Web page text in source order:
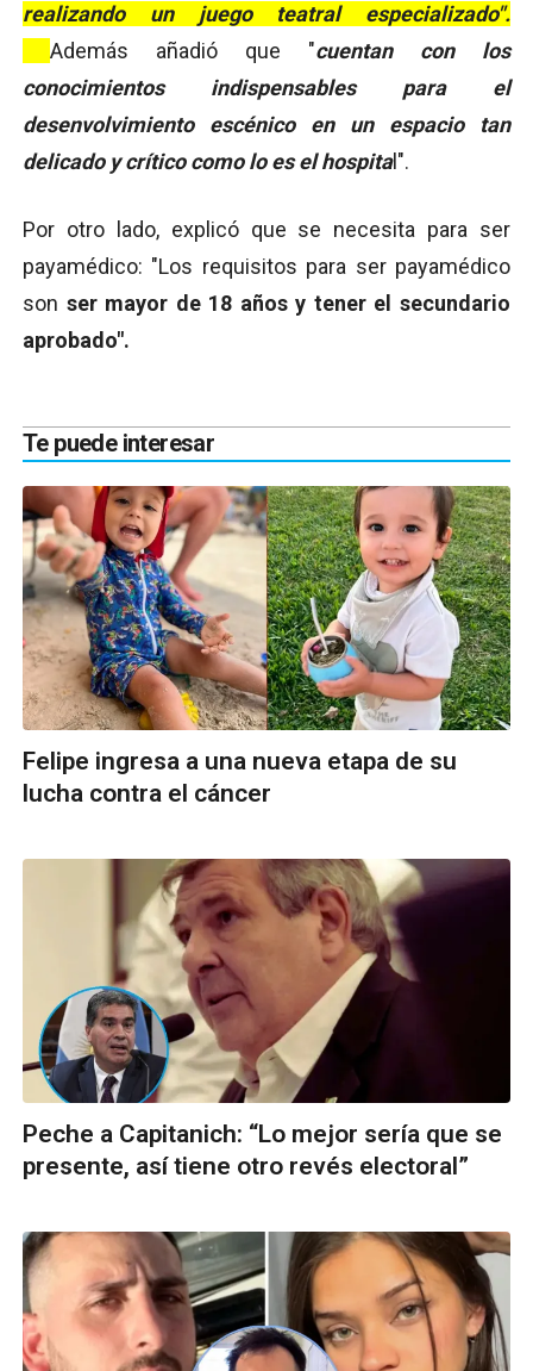
realizando un juego teatral especializado".
Además añadió que "cuentan con los
conocimientos indispensables para el
desenvolvimiento escénico en un espacio tan
delicado y crítico como lo es el hospital".
Por otro lado, explicó que se necesita para ser
payamédico: "Los requisitos para ser payamédico
son ser mayor de 18 años y tener el secundario
aprobado".
Te puede interesar
Felipe ingresa a una nueva etapa de su
lucha contra el cáncer
Peche a Capitanich: “Lo mejor sería que se
presente, así tiene otro revés electoral”